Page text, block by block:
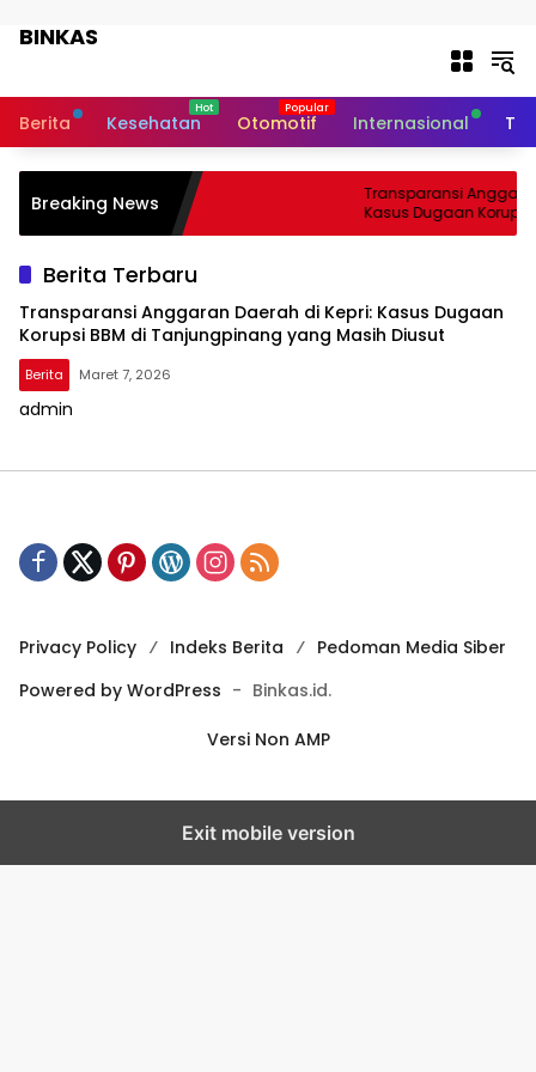
BINKAS
Berita
Kesehatan Otomotif Internasional
Breaking News
Transparansi
Kasus Dugaan Korupsi
Tanjungpinang yang
Berita Terbaru
Transparansi Anggaran Daerah di Kepri: Kasus Dugaan
Korupsi BBM di Tanjungpinang yang Masih Diusut
Berita Maret 7, 2026
admin
Privacy Policy Indeks Berita
Pedoman Media Siber
Powered by WordPress - Binkas.id.
Versi Non AMP
Exit mobile version